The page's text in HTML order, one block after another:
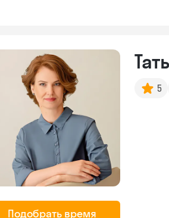
Подобрать время
5